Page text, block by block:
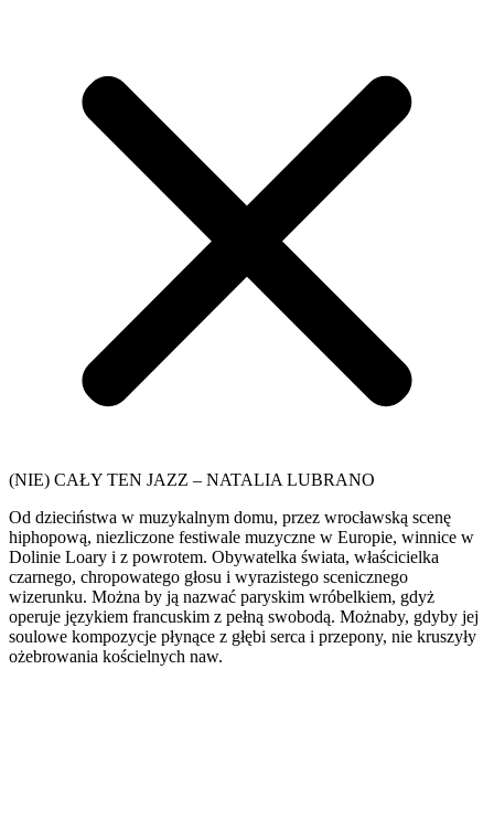
(NIE) CAŁY TEN JAZZ – NATALIA LUBRANO
Od dzieciństwa w muzykalnym domu, przez wrocławską scenę
hiphopową, niezliczone festiwale muzyczne w Europie, winnice w
Dolinie Loary i z powrotem. Obywatelka świata, właścicielka
czarnego, chropowatego głosu i wyrazistego scenicznego
wizerunku. Można by ją nazwać paryskim wróbelkiem, gdyż
operuje językiem francuskim z pełną swobodą. Możnaby, gdyby jej
soulowe kompozycje płynące z głębi serca i przepony, nie kruszyły
ożebrowania kościelnych naw.